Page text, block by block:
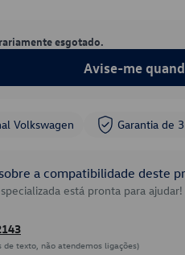
esgotado.
Avise-me
Volkswagen Garantia de
a compatibilidade deste
está pronta para ajudar!
de texto, não atendemos ligações)